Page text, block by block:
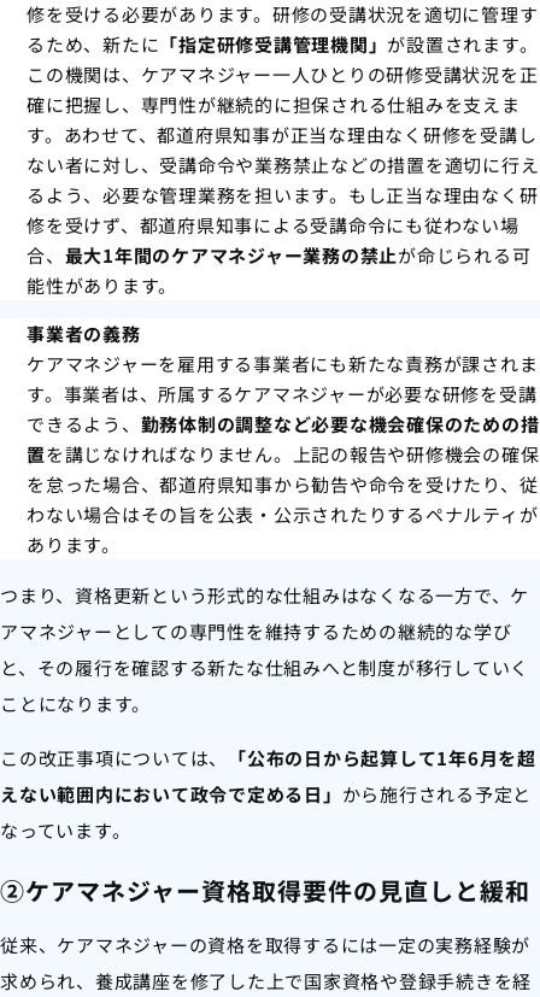
修を受ける必要があります。研修の受講状況を適切に管理す
るため、新たに 「指定研修受講管理機関」 が設置されます。
この機関は、ケアマネジャー一人ひとりの研修受講状況を正
確に把握し、専門性が継続的に担保される仕組みを支えま
す。あわせて、都道府県知事が正当な理由なく研修を受講し
ない者に対し、受講命令や業務禁止などの措置を適切に行え
るよう、必要な管理業務を担います。もし正当な理由なく研
修を受けず、都道府県知事による受講命令にも従わない場
合、 最大1年間のケアマネジャー業務の禁止が命じられる可
能性があります。
事業者の義務
ケアマネジャーを雇用する事業者にも新たな責務が課されま
す。事業者は、所属するケアマネジャーが必要な研修を受講
できるよう、 勤務体制の調整など必要な機会確保のための措
置を講じなければなりません。上記の報告や研修機会の確保
を怠った場合、都道府県知事から勧告や命令を受けたり、従
わない場合はその旨を公表・公示されたりするペナルティが
あります。
つまり、資格更新という形式的な仕組みはなくなる一方で、ケ
アマネジャーとしての専門性を維持するための継続的な学び
と、その履行を確認する新たな仕組みへと制度が移行していく
ことになります。
この改正事項については、
「公布の日から起算して1年6月を超
えない範囲内において政令で定める日」 から施行される予定と
なっています。
②ケアマネジャー資格取得要件の見直しと緩和
従来、ケアマネジャーの資格を取得するには一定の実務経験が
求められ、養成講座を修了した上で国家資格や登録手続きを経